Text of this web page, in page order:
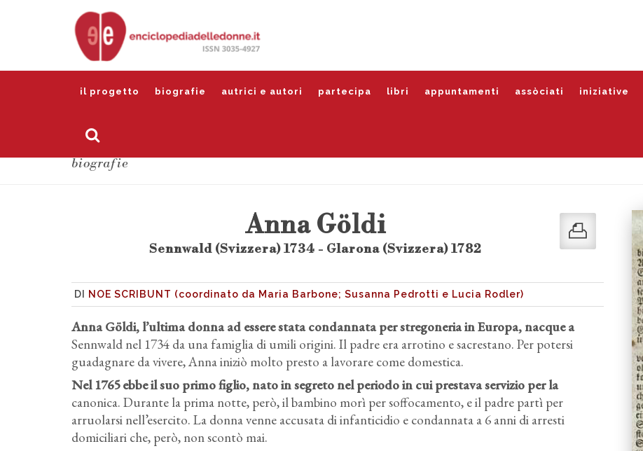
il progetto biografie autrici e autori partecipa libri appuntamenti assòciati iniziative
biografie
Anna Göldi
Sennwald (Svizzera) 1734 - Glarona (Svizzera) 1782
DI NOE SCRIBUNT (coordinato da Maria Barbone; Susanna Pedrotti e Lucia Rodler)
Anna Göldi, l’ultima donna ad essere stata condannata per stregoneria in Europa, nacque a
Sennwald nel 1734 da una famiglia di umili origini. Il padre era arrotino e sacrestano. Per potersi
guadagnare da vivere, Anna iniziò molto presto a lavorare come domestica.
Nel 1765 ebbe il suo primo figlio, nato in segreto nel periodo in cui prestava servizio per la
canonica. Durante la prima notte, però, il bambino morì per soffocamento, e il padre partì per
arruolarsi nell’esercito. La donna venne accusata di infanticidio e condannata a 6 anni di arresti
domiciliari che, però, non scontò mai.